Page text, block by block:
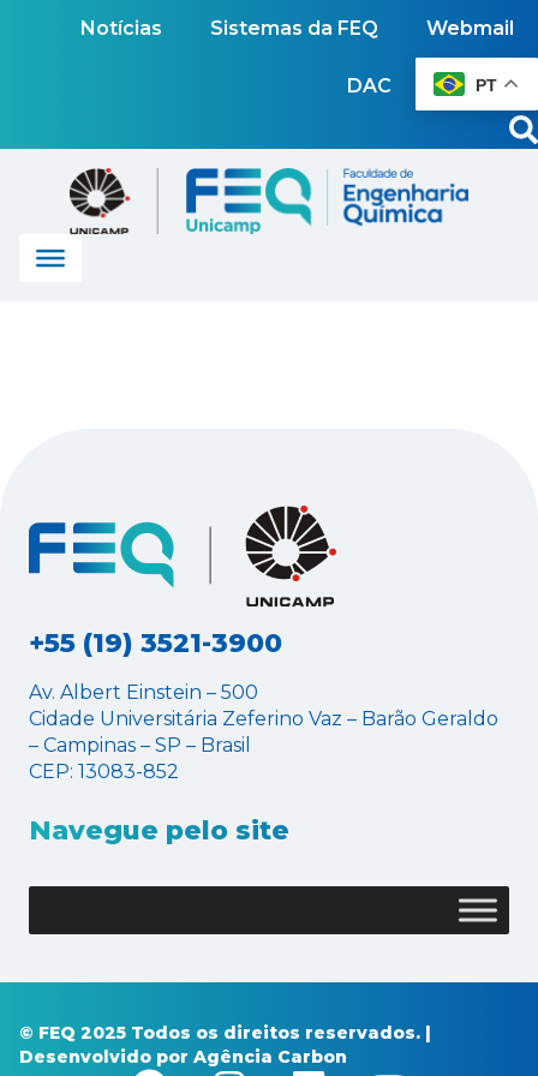
Notícias Sistemas da FEQ Webmail
DAC PT
+55 (19) 3521-3900
Av. Albert Einstein – 500
Cidade Universitária Zeferino Vaz – Barão Geraldo
– Campinas – SP – Brasil
CEP: 13083-852
Navegue pelo site
© FEQ 2025 Todos os direitos reservados. |
Desenvolvido por Agência Carbon